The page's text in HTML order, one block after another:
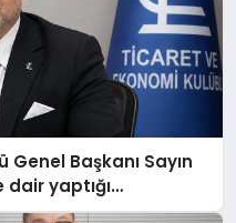
Başkanı Sayın
yaptığı